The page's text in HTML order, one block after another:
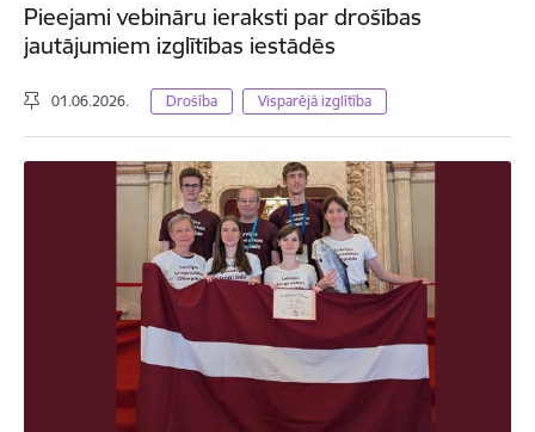
Pieejami vebināru ieraksti par drošības
jautājumiem izglītības iestādēs
01.06.2026. Drošība Visparējā izglītība